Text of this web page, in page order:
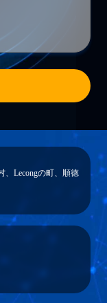
、Lecongの町、順徳